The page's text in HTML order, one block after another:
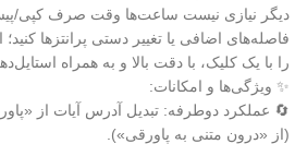
دیگر نیازی نیست ساعت‌ها وقت صرف کپی/
فاصله‌های اضافی یا تغییر دستی پرانتزها
را با یک کلیک، با دقت بالا و به همراه
✨ ویژگی‌ها و امکانات:
🔄 عملکرد دوطرفه: تبدیل آدرس آیات از
(از «درون متنی به پاورقی»).